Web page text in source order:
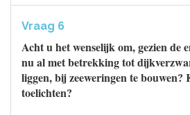
Vraag 6
Acht u het wenselijk om, gezien de
nu al met betrekking tot
liggen, bij zeeweringen te
toelichten?